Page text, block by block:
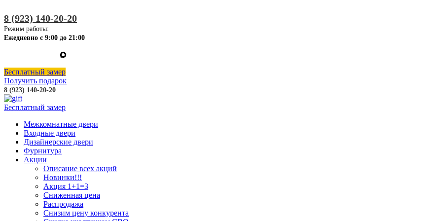
8 (923) 140-20-20
Режим работы:
Ежедневно с 9:00 до 21:00
Бесплатный замер
Получить подарок
8 (923) 140-20-20
Бесплатный замер
Межкомнатные двери
Входные двери
Дизайнерские двери
Фурнитура
Акции
Описание всех акций
Новинки!!!
Акция 1+1=3
Сниженная цена
Распродажа
Снизим цену конкурента